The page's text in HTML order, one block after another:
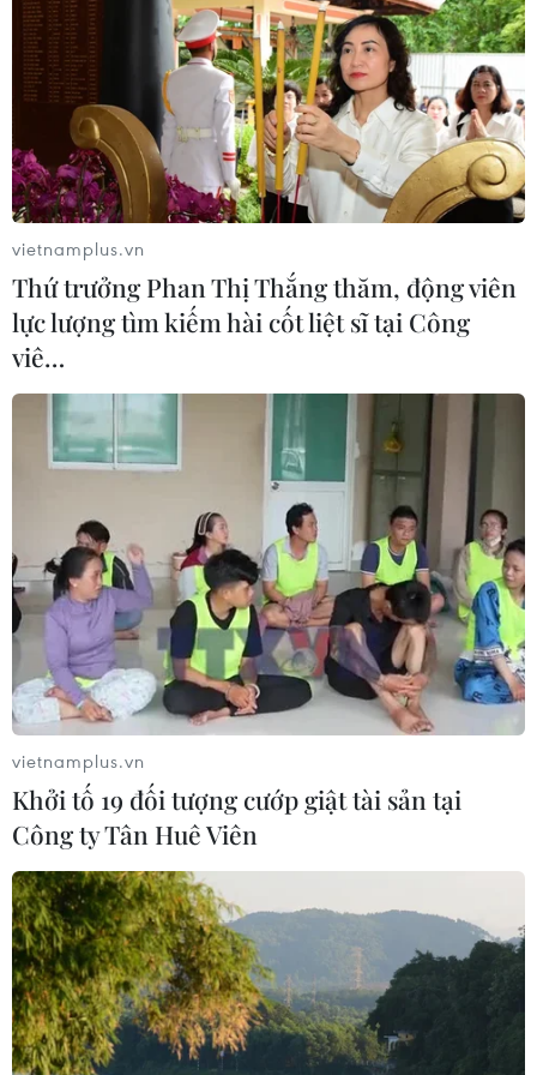
03/08/2026 15:59
Làn sóng người Israel di cư ra nước
ngoài vẫn ở mức kỷ lục
03/08/2026 11:32
Tín hiệu tích cực đối với tiến trình
phục hồi kinh tế của Syria
03/08/2026 07:22
Tổng thống Mỹ: Các bên đạt bước
tiến hướng tới chấm dứt xung đột với
03/08/2026 06:24
Tổng thống Trump thông báo thời
điểm Mỹ nối lại đàm phán với Iran
03/08/2026 00:50
Xem thêm
CƠ QUAN CHỦ QUẢN: THÔNG TẤN XÃ VIỆT NAM
Tổng Biên tập: TRẦN TIẾN DUẨN
vietnamplus.vn
Thứ trưởng Phan Thị Thắng thăm, động viên
lực lượng tìm kiếm hài cốt liệt sĩ tại Công
viê…
vietnamplus.vn
Khởi tố 19 đối tượng cướp giật tài sản tại
Công ty Tân Huê Viên